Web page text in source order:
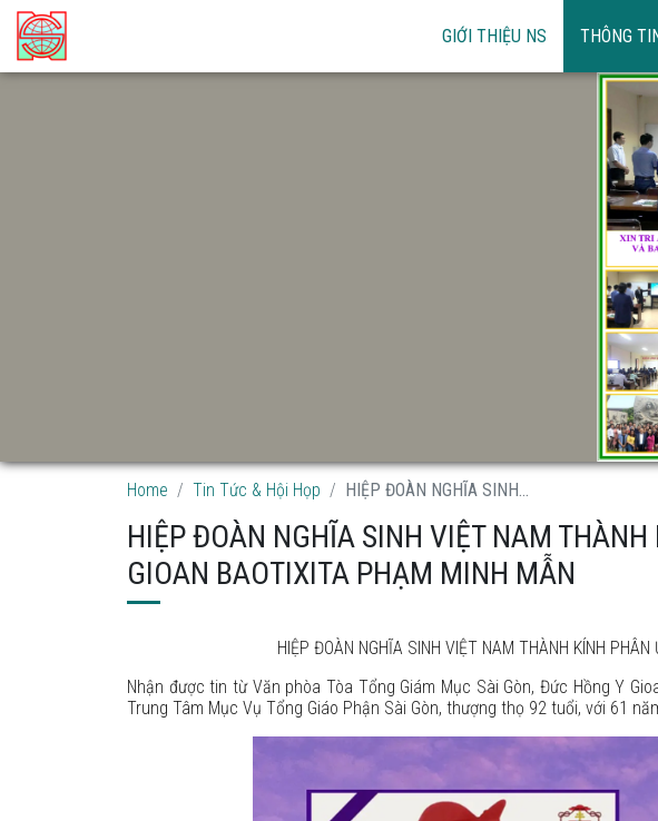
GIỚI THIỆU NS THÔNG
Home Tin Tức & Hội Họp HIỆP ĐOÀN NGHĨA SINH...
HIỆP ĐOÀN NGHĨA SINH VIỆT NAM
GIOAN BAOTIXITA PHẠM MINH MẪN
HIỆP ĐOÀN NGHĨA SINH VIỆT NAM THÀNH KÍNH PHÂN
Nhận được tin từ Văn phòa Tòa Tổng Giám Mục Sài Gòn, Đức Hồng Y
Trung Tâm Mục Vụ Tổng Giáo Phận Sài Gòn, thượng thọ 92 tuổi, với 61